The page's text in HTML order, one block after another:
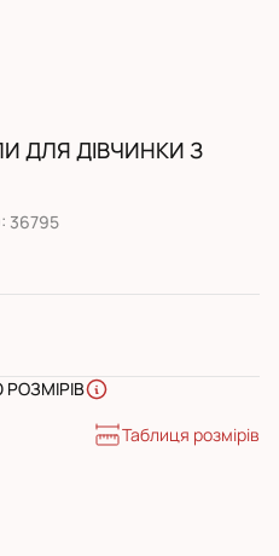
ДЛЯ ДІВЧИНКИ З
36795
Таблиця розмірів